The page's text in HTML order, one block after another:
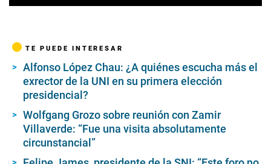
TE PUEDE INTERESAR
Alfonso López Chau: ¿A quiénes escucha más el
exrector de la UNI en su primera elección
presidencial?
Wolfgang Grozo sobre reunión con Zamir
Villaverde: “Fue una visita absolutamente
circunstancial”